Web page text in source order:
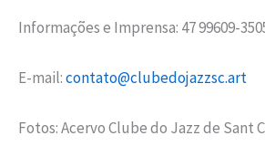
Informações e Imprensa: 47 99609-
E-mail:contato@clubedojazzsc.art
Fotos: Acervo Clube do Jazz de Sant